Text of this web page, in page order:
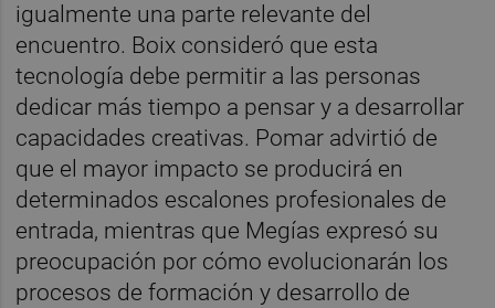
igualmente una parte relevante del
encuentro. Boix consideró que esta
tecnología debe permitir a las personas
dedicar más tiempo a pensar y a desarrollar
capacidades creativas. Pomar advirtió de
que el mayor impacto se producirá en
determinados escalones profesionales de
entrada, mientras que Megías expresó su
preocupación por cómo evolucionarán los
procesos de formación y desarrollo de